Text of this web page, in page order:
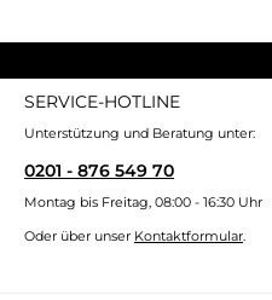
SERVICE-HOTLINE
Unterstützung und Beratung unter:
0201 - 876 549 70
Montag bis Freitag, 08:00 - 16:30 Uhr
Oder über unser Kontaktformular.